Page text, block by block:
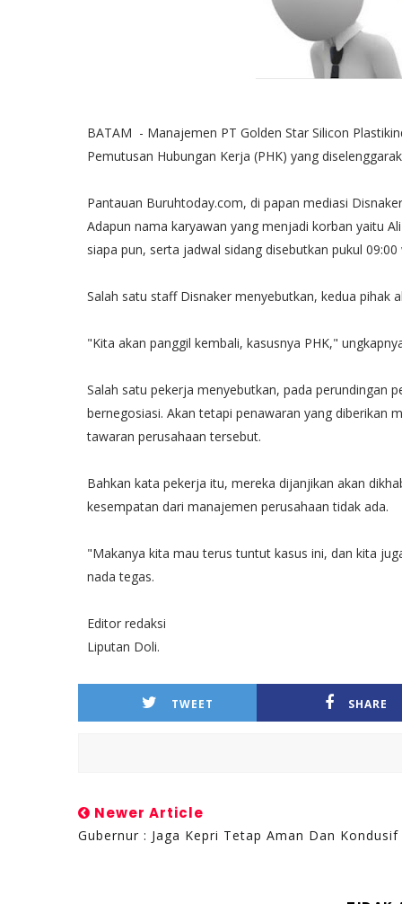
BATAM - Manajemen PT Golden Star Silicon
Pemutusan Hubungan Kerja (PHK) yang
Pantauan Buruhtoday.com, di papan mediasi
Adapun nama karyawan yang menjadi korban yaitu
siapa pun, serta jadwal sidang disebutkan pukul
Salah satu staff Disnaker menyebutkan, kedua pihak
"Kita akan panggil kembali, kasusnya PHK,"
Salah satu pekerja menyebutkan, pada perundingan
bernegosiasi. Akan tetapi penawaran yang diberikan
tawaran perusahaan tersebut.
Bahkan kata pekerja itu, mereka dijanjikan akan
kesempatan dari manajemen perusahaan tidak ada.
"Makanya kita mau terus tuntut kasus ini, dan kita
nada tegas.
Editor redaksi
Liputan Doli.
TWEET SHARE
Newer Article
Gubernur : Jaga Kepri Tetap Aman Dan Kondusif